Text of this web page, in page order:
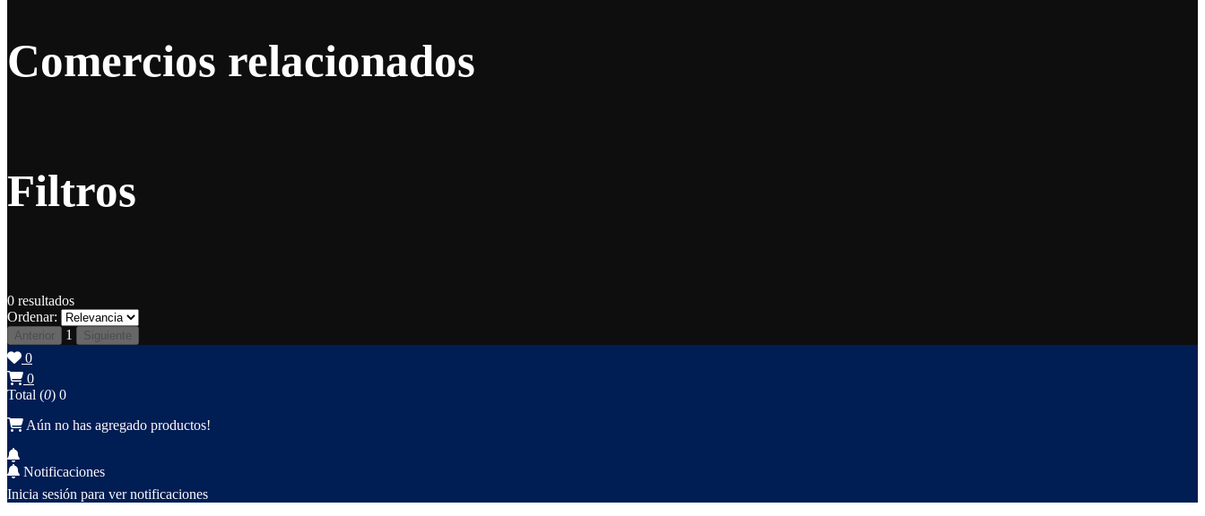
Comercios relacionados
Filtros
0 resultados
Ordenar:
Anterior 1 Siguiente
0
0
Total (0) 0
Aún no has agregado productos!
Notificaciones
Inicia sesión para ver notificaciones